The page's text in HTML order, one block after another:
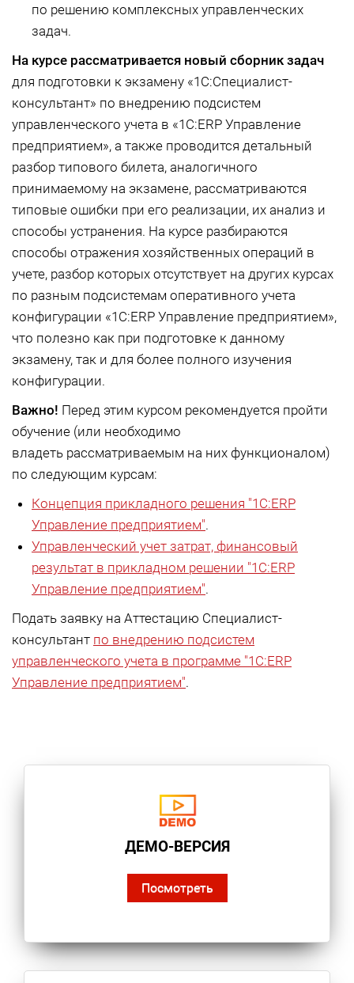
по решению комплексных управленческих
задач.
На курсе рассматривается новый сборник задач
для подготовки к экзамену «1С:Специалист-
консультант» по внедрению подсистем
управленческого учета в «1С:ERP Управление
предприятием», а также проводится детальный
разбор типового билета, аналогичного
принимаемому на экзамене, рассматриваются
типовые ошибки при его реализации, их анализ и
способы устранения. На курсе разбираются
способы отражения хозяйственных операций в
учете, разбор которых отсутствует на других курсах
по разным подсистемам оперативного учета
конфигурации «1С:ERP Управление предприятием»,
что полезно как при подготовке к данному
экзамену, так и для более полного изучения
конфигурации.
Важно! Перед этим курсом рекомендуется пройти
обучение (или необходимо
владеть рассматриваемым на них функционалом)
по следующим курсам:
Концепция прикладного решения "1С:ERP
Управление предприятием".
Управленческий учет затрат, финансовый
результат в прикладном решении "1С:ERP
Управление предприятием".
Подать заявку на Аттестацию Специалист-
консультант по внедрению подсистем
управленческого учета в программе "1С:ERP
Управление предприятием".
ДЕМО-ВЕРСИЯ
Посмотреть